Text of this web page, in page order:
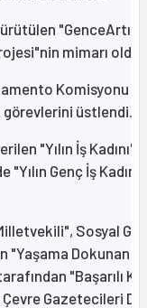
"GenceArtı
mimarı oldu.
Komisyonu ve
üstlendi.
"Yılın İş Kadını",
Genç İş Kadını"
Sosyal
"Yaşama Dokunan
"Başarılı
Gazetecileri